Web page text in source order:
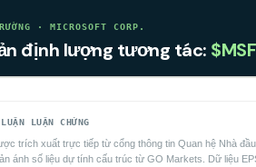
· MICROSOFT CORP.
định lượng tương tác:
LUẬN CHỨNG
trích xuất trực tiếp từ cổng thông tin Quan hệ Nhà
ánh số liệu dự tính cấu trúc từ GO Markets. Dữ liệu